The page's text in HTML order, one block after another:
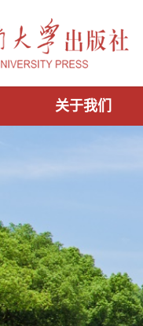
关于我们